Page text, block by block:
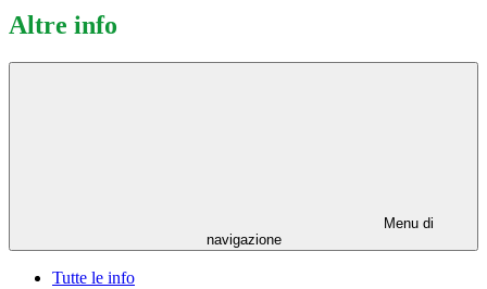
Altre info
Menu di
navigazione
Tutte le info